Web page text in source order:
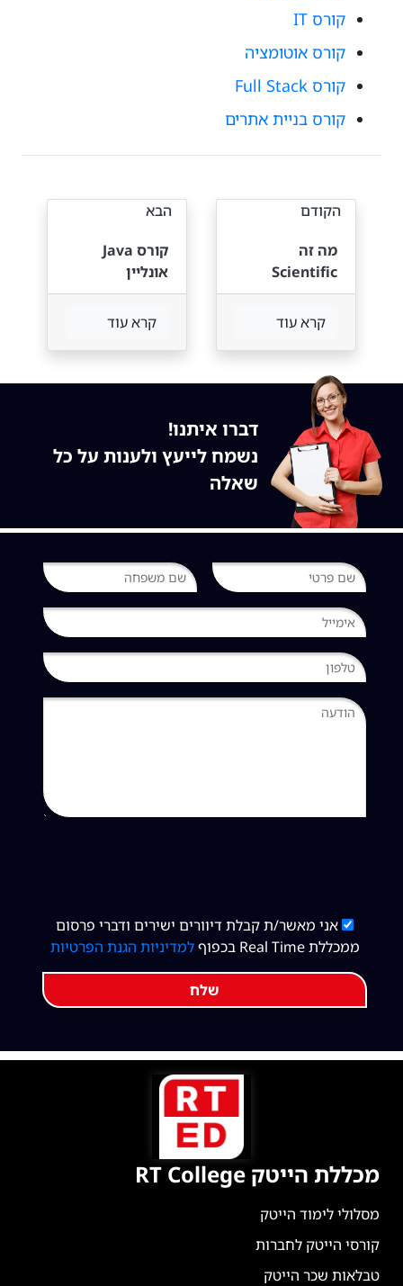
קורס IT
קורס אוטומציה
קורס Full Stack
קורס בניית אתרים
הבא
קורס Java
אונליין
קרא עוד
הקודם
מה זה
Scientific
Python?
קרא עוד
דברו איתנו!
נשמח לייעץ ולענות על כל
שאלה
אני מאשר/ת קבלת דיוורים ישירים ודברי פרסום
ממכללת Real Time בכפוף
למדיניות הגנת הפרטיות
שלח
מכללת הייטק RT College
מסלולי לימוד הייטק
קורסי הייטק לחברות
טבלאות שכר הייטק